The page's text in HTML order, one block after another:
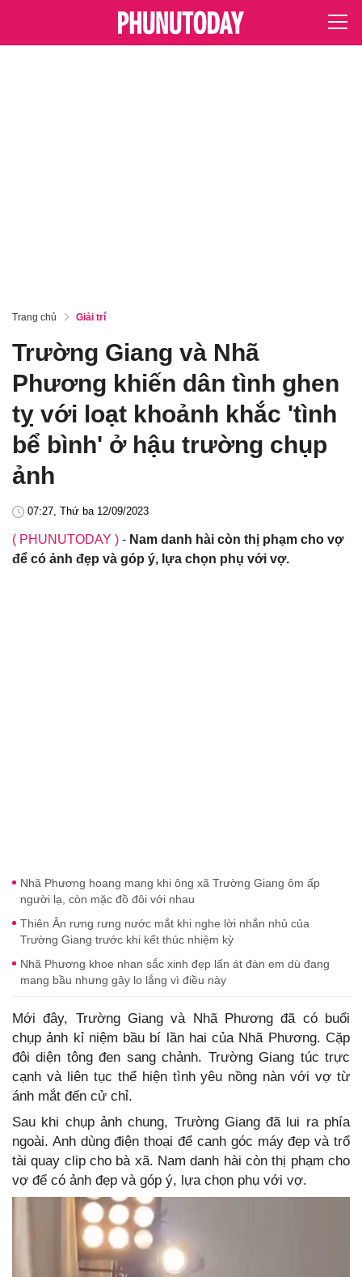
Trang chủ Giải trí
Trường Giang và Nhã
Phương khiến dân tình ghen
tỵ với loạt khoảnh khắc 'tình
bể bình' ở hậu trường chụp
ảnh
07:27, Thứ ba 12/09/2023
( PHUNUTODAY ) - Nam danh hài còn thị phạm cho vợ
để có ảnh đẹp và góp ý, lựa chọn phụ với vợ.
Nhã Phương hoang mang khi ông xã Trường Giang ôm ấp
người lạ, còn mặc đồ đôi với nhau
Thiên Ân rưng rưng nước mắt khi nghe lời nhắn nhủ của
Trường Giang trước khi kết thúc nhiệm kỳ
Nhã Phương khoe nhan sắc xinh đẹp lấn át đàn em dù đang
mang bầu nhưng gây lo lắng vì điều này
Mới đây, Trường Giang và Nhã Phương đã có buổi
chụp ảnh kỉ niệm bầu bí lần hai của Nhã Phương. Cặp
đôi diện tông đen sang chảnh. Trường Giang túc trực
cạnh và liên tục thể hiện tình yêu nồng nàn với vợ từ
ánh mắt đến cử chỉ.
Sau khi chụp ảnh chung, Trường Giang đã lui ra phía
ngoài. Anh dùng điện thoại để canh góc máy đẹp và trổ
tài quay clip cho bà xã. Nam danh hài còn thị phạm cho
vợ để có ảnh đẹp và góp ý, lựa chọn phụ với vợ.